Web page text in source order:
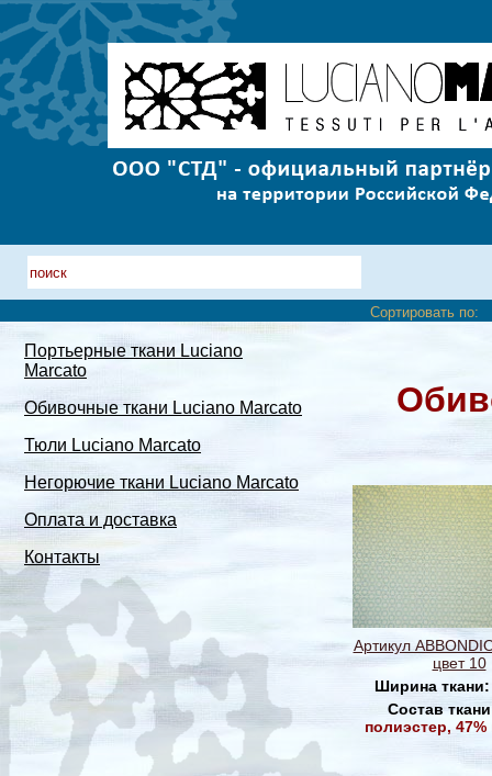
Портьерные ткани Luciano
Marcato
Обивочные ткани Luciano Marcato
Тюли Luciano Marcato
Негорючие ткани Luciano Marcato
Оплата и доставка
Контакты
Сортировать по:
Артикул
цвет 10
Ширина
Состав
полиэстер, 47%